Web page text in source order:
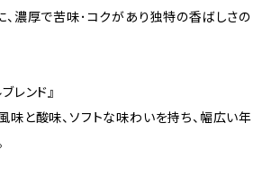
、濃厚で苦味･コクがあり独特の香ばしさの
レンド』
味と酸味、ソフトな味わいを持ち、幅広い年